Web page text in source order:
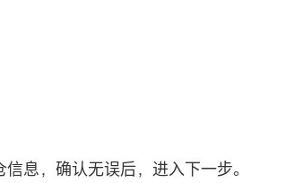
息，确认无误后，进入下一步。